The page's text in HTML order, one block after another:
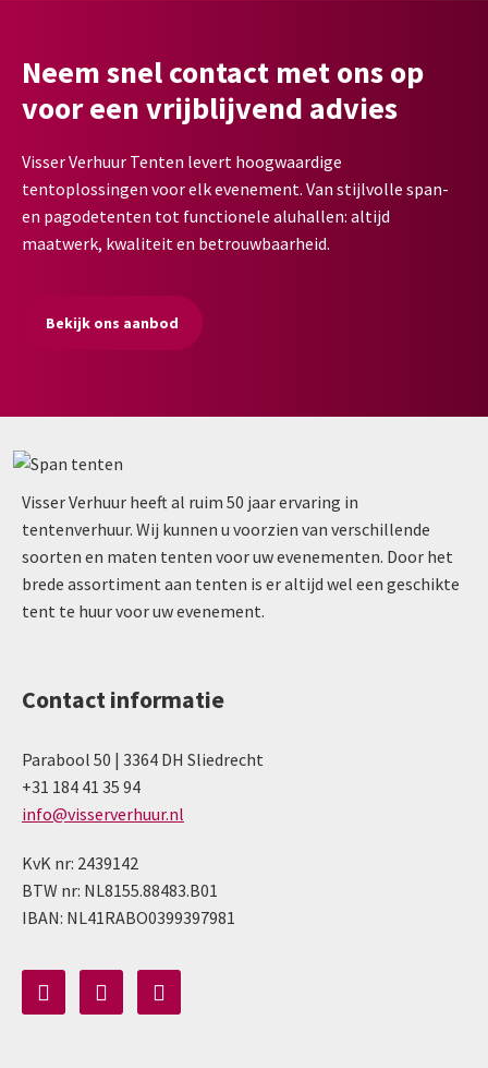
Neem snel contact met ons op
voor een vrijblijvend advies
Visser Verhuur Tenten levert hoogwaardige
tentoplossingen voor elk evenement. Van stijlvolle span-
en pagodetenten tot functionele aluhallen: altijd
maatwerk, kwaliteit en betrouwbaarheid.
Bekijk ons aanbod
Visser Verhuur heeft al ruim 50 jaar ervaring in
tentenverhuur. Wij kunnen u voorzien van verschillende
soorten en maten tenten voor uw evenementen. Door het
brede assortiment aan tenten is er altijd wel een geschikte
tent te huur voor uw evenement.
Contact informatie
Parabool 50 | 3364 DH Sliedrecht
+31 184 41 35 94
info@visserverhuur.nl
KvK nr: 2439142
BTW nr: NL8155.88483.B01
IBAN: NL41RABO0399397981